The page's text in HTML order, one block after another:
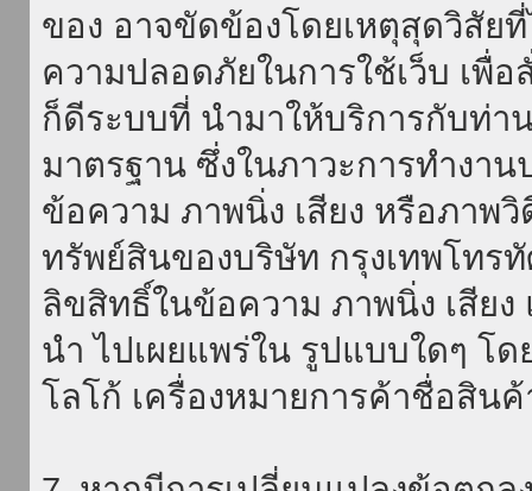
ของ อาจขัดข้องโดยเหตุสุดวิสัย
ความปลอดภัยในการใช้เว็บ เพื่
ก็ดีระบบที่ นำมาให้บริการกับท่
มาตรฐาน ซึ่งในภาวะการทำงา
ข้อความ ภาพนิ่ง เสียง หรือภาพ
ทรัพย์สินของบริษัท กรุงเทพโทร
ลิขสิทธิ์ในข้อความ ภาพนิ่ง เสีย
นำ ไปเผยแพร่ใน รูปแบบใดๆ โ
โลโก้ เครื่องหมายการค้าชื่อสิน